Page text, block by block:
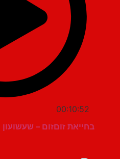
00:10:52
בחייאת זוםזום – שעשועון חדש